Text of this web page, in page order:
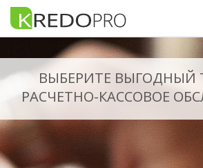
ВЫБЕРИТЕ ВЫГОДНЫЙ
РАСЧЕТНО-КАССОВОЕ